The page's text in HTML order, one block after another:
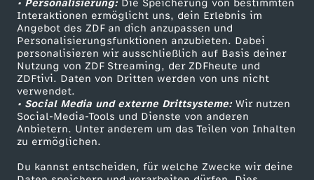
• Personalisierung:Die Speicherung von bestimmten
Interaktionen ermöglicht uns, dein Erlebnis im
Angebot des ZDF an dich anzupassen und
Personalisierungsfunktionen anzubieten. Dabei
personalisieren wir ausschließlich auf Basis deiner
Nutzung von ZDF Streaming, der ZDFheute und
ZDFtivi. Daten von Dritten werden von uns nicht
verwendet.
• Social Media und externe Drittsysteme:Wir nutzen
Social-Media-Tools und Dienste von anderen
Anbietern. Unter anderem um das Teilen von Inhalten
zu ermöglichen.
Du kannst entscheiden, für welche Zwecke wir deine
Sendungen A-Z
TV-Programm
Hilfe
ZDF Unternehmen
Karriere
ZDF goes Schule